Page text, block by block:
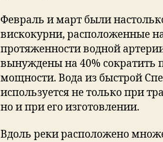
Февраль и март были
вискокурни, расположенные
протяженности водной
вынуждены на 40% сократить
мощности. Вода из быстрой
используется не только при
но и при его изготовлении.
Вдоль реки расположено